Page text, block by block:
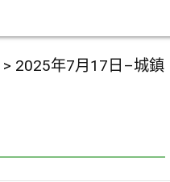
> 2025年7月17日–城鎮